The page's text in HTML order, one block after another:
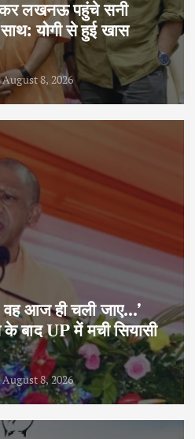
लखनऊ पहुंचे सनी
योगी से हुई खास
August 8, 2026
वह आज ही चली जाए…’
बाद UP में मची सियासी
August 8, 2026